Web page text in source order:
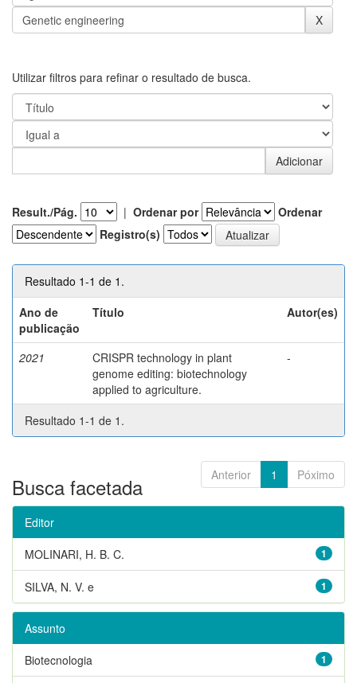
Utilizar filtros para refinar o resultado de busca.
Result./Pág. | Ordenar por
Ordenar
Registro(s)
Resultado 1-1 de 1.
Ano de
publicação
Título Autor(es)
2021
CRISPR technology in plant
genome editing: biotechnology
applied to agriculture.
-
Resultado 1-1 de 1.
Anterior 1 Póximo
Busca facetada
Editor
1
MOLINARI, H. B. C.
1
SILVA, N. V. e
Assunto
1
Biotecnologia